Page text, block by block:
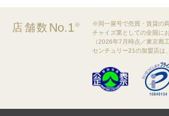
膳所本町駅
中ノ庄駅
京阪石山駅
店舗数 No.1※
※同一屋号で売買・賃貸の
チャイズ業としての全国に
（2026年7月時点／東京商
センチュリー21の加盟店は